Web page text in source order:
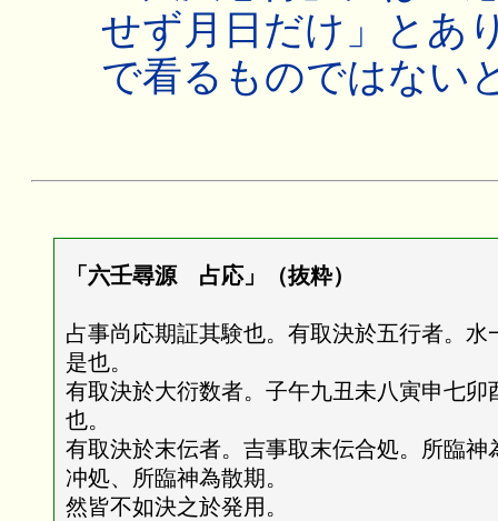
せず月日だけ」とあ
で看るものではない
「六壬尋源 占応」（抜粋）
占事尚応期証其験也。有取決於五行者。水
是也。
有取決於大衍数者。子午九丑未八寅申七卯
也。
有取決於末伝者。吉事取末伝合処。所臨神
冲処、所臨神為散期。
然皆不如決之於発用。